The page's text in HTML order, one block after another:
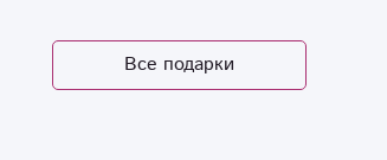
Все подарки